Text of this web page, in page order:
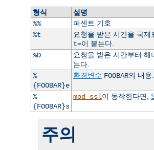
형식
설명
%%
퍼센트 기호
%t
요청을 받은 시간을 국
t=이 붙는다.
%D
요청을 받은 시간부터
는다.
%
{FOOBAR}e
환경변수 FOOBAR의 내용.
%
{FOOBAR}s
mod_ssl이 동작한다면,
주의